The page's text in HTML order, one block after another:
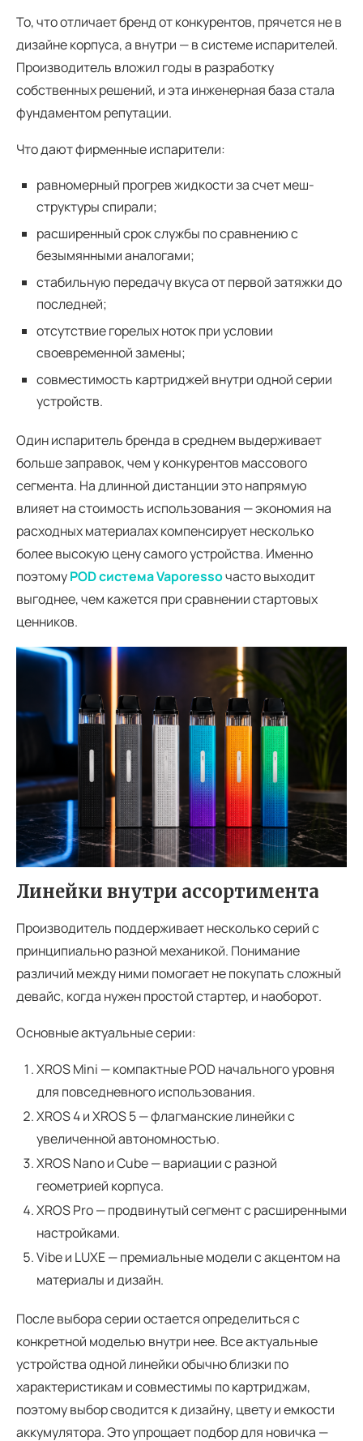
То, что отличает бренд от конкурентов, прячется не в
дизайне корпуса, а внутри — в системе испарителей.
Производитель вложил годы в разработку
собственных решений, и эта инженерная база стала
фундаментом репутации.
Что дают фирменные испарители:
равномерный прогрев жидкости за счет меш-
структуры спирали;
расширенный срок службы по сравнению с
безымянными аналогами;
стабильную передачу вкуса от первой затяжки до
последней;
отсутствие горелых ноток при условии
своевременной замены;
совместимость картриджей внутри одной серии
устройств.
Один испаритель бренда в среднем выдерживает
больше заправок, чем у конкурентов массового
сегмента. На длинной дистанции это напрямую
влияет на стоимость использования — экономия на
расходных материалах компенсирует несколько
более высокую цену самого устройства. Именно
поэтомуPOD система Vaporessoчасто выходит
выгоднее, чем кажется при сравнении стартовых
ценников.
Линейки внутри ассортимента
Производитель поддерживает несколько серий с
принципиально разной механикой. Понимание
различий между ними помогает не покупать сложный
девайс, когда нужен простой стартер, и наоборот.
Основные актуальные серии:
XROS Mini — компактные POD начального уровня
для повседневного использования.
XROS 4 и XROS 5 — флагманские линейки с
увеличенной автономностью.
XROS Nano и Cube — вариации с разной
геометрией корпуса.
XROS Pro — продвинутый сегмент с расширенными
настройками.
Vibe и LUXE — премиальные модели с акцентом на
материалы и дизайн.
После выбора серии остается определиться с
конкретной моделью внутри нее. Все актуальные
устройства одной линейки обычно близки по
характеристикам и совместимы по картриджам,
поэтому выбор сводится к дизайну, цвету и емкости
аккумулятора. Это упрощает подбор для новичка —